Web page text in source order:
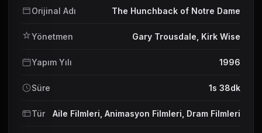
Orijinal Adı The Hunchback of Notre Dame
Yönetmen Gary Trousdale Kirk Wise
Yapım Yılı 1996
Süre 1s 38dk
Tür Aile Filmleri Animasyon Filmleri Dram Filmleri